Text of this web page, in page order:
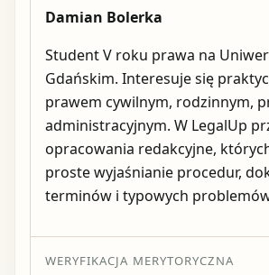
Damian Bolerka
Student V roku prawa na
Gdańskim. Interesuje się
prawem cywilnym, rodzinnym,
administracyjnym. W LegalUp
opracowania redakcyjne,
proste wyjaśnianie procedur,
terminów i typowych
WERYFIKACJA MERYTORYCZNA